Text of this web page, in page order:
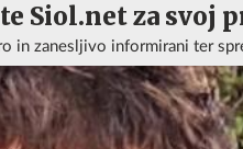
Siol.net za svoj
in zanesljivo informirani ter